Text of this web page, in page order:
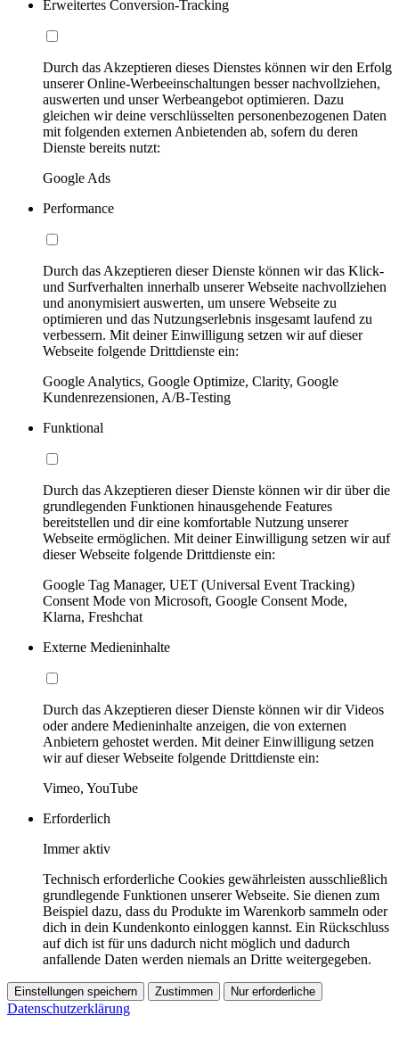
Erweitertes Conversion-Tracking
Durch das Akzeptieren dieses Dienstes können wir den Erfolg
unserer Online-Werbeeinschaltungen besser nachvollziehen,
auswerten und unser Werbeangebot optimieren. Dazu
gleichen wir deine verschlüsselten personenbezogenen Daten
mit folgenden externen Anbietenden ab, sofern du deren
Dienste bereits nutzt:
Google Ads
Performance
Durch das Akzeptieren dieser Dienste können wir das Klick-
und Surfverhalten innerhalb unserer Webseite nachvollziehen
und anonymisiert auswerten, um unsere Webseite zu
optimieren und das Nutzungserlebnis insgesamt laufend zu
verbessern. Mit deiner Einwilligung setzen wir auf dieser
Webseite folgende Drittdienste ein:
Google Analytics, Google Optimize, Clarity, Google
Kundenrezensionen, A/B-Testing
Funktional
Durch das Akzeptieren dieser Dienste können wir dir über die
grundlegenden Funktionen hinausgehende Features
bereitstellen und dir eine komfortable Nutzung unserer
Webseite ermöglichen. Mit deiner Einwilligung setzen wir auf
dieser Webseite folgende Drittdienste ein:
Google Tag Manager, UET (Universal Event Tracking)
Consent Mode von Microsoft, Google Consent Mode,
Klarna, Freshchat
Externe Medieninhalte
Durch das Akzeptieren dieser Dienste können wir dir Videos
oder andere Medieninhalte anzeigen, die von externen
Anbietern gehostet werden. Mit deiner Einwilligung setzen
wir auf dieser Webseite folgende Drittdienste ein:
Vimeo, YouTube
Erforderlich
Immer aktiv
Technisch erforderliche Cookies gewährleisten ausschließlich
grundlegende Funktionen unserer Webseite. Sie dienen zum
Beispiel dazu, dass du Produkte im Warenkorb sammeln oder
dich in dein Kundenkonto einloggen kannst. Ein Rückschluss
auf dich ist für uns dadurch nicht möglich und dadurch
anfallende Daten werden niemals an Dritte weitergegeben.
Einstellungen speichern Zustimmen Nur erforderliche
Datenschutzerklärung